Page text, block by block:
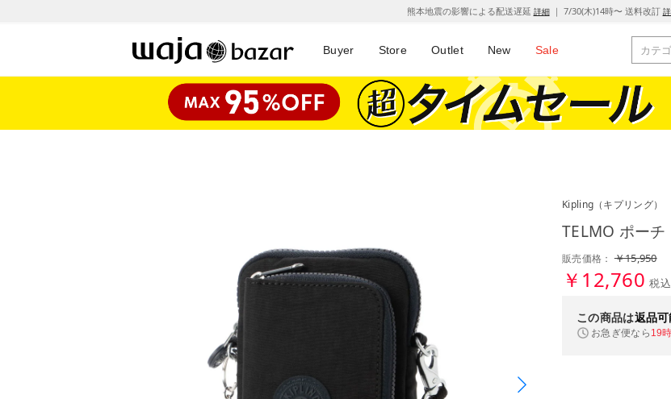
熊本地震の影響による配送遅延 詳細｜ 7/30(木)14時〜 送料改訂
Buyer Store Outlet New Sale
Kipling （キプリング）
TELMO ポーチ
販売価格：￥15,950
￥12,760 税込
この商品は返品
お急ぎ便なら 19